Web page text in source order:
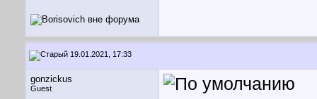
19.01.2021, 17:33
gonzickus
Guest